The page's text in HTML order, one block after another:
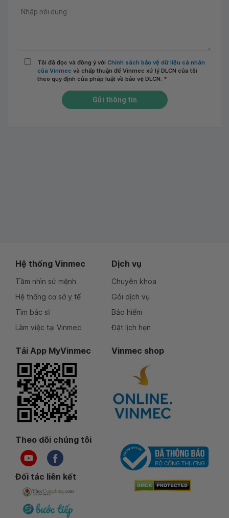
Tôi đã đọc và đồng ý với Chính sách bảo vệ dữ liệu cá nhân
của Vinmec và chấp thuận để Vinmec xử lý DLCN của tôi
theo quy định của pháp luật về bảo vệ DLCN. *
Gửi thông tin
Hệ thống Vinmec
Tầm nhìn sứ mệnh
Hệ thống cơ sở y tế
Tìm bác sĩ
Làm việc tại Vinmec
Dịch vụ
Chuyên khoa
Gói dịch vụ
Bảo hiểm
Đặt lịch hẹn
Tải App MyVinmec Vinmec shop
Theo dõi chúng tôi
Đối tác liên kết